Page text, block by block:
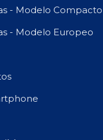
- Modelo Compacto
- Modelo Europeo